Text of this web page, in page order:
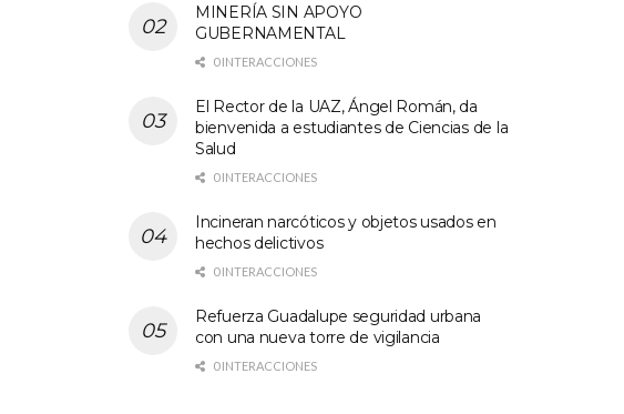
MINERÍA SIN APOYO
GUBERNAMENTAL
0 INTERACCIONES
El Rector de la UAZ, Ángel Román, da
bienvenida a estudiantes de Ciencias de la
Salud
0 INTERACCIONES
Incineran narcóticos y objetos usados en
hechos delictivos
0 INTERACCIONES
Refuerza Guadalupe seguridad urbana
con una nueva torre de vigilancia
0 INTERACCIONES